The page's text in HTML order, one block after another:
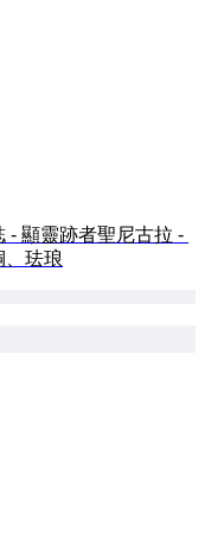
- 顯靈跡者聖尼古拉 -
、珐琅